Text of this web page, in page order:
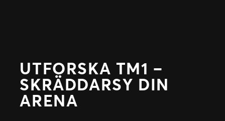
UTFORSKA TM1 –
SKRÄDDARSY DIN
ARENA